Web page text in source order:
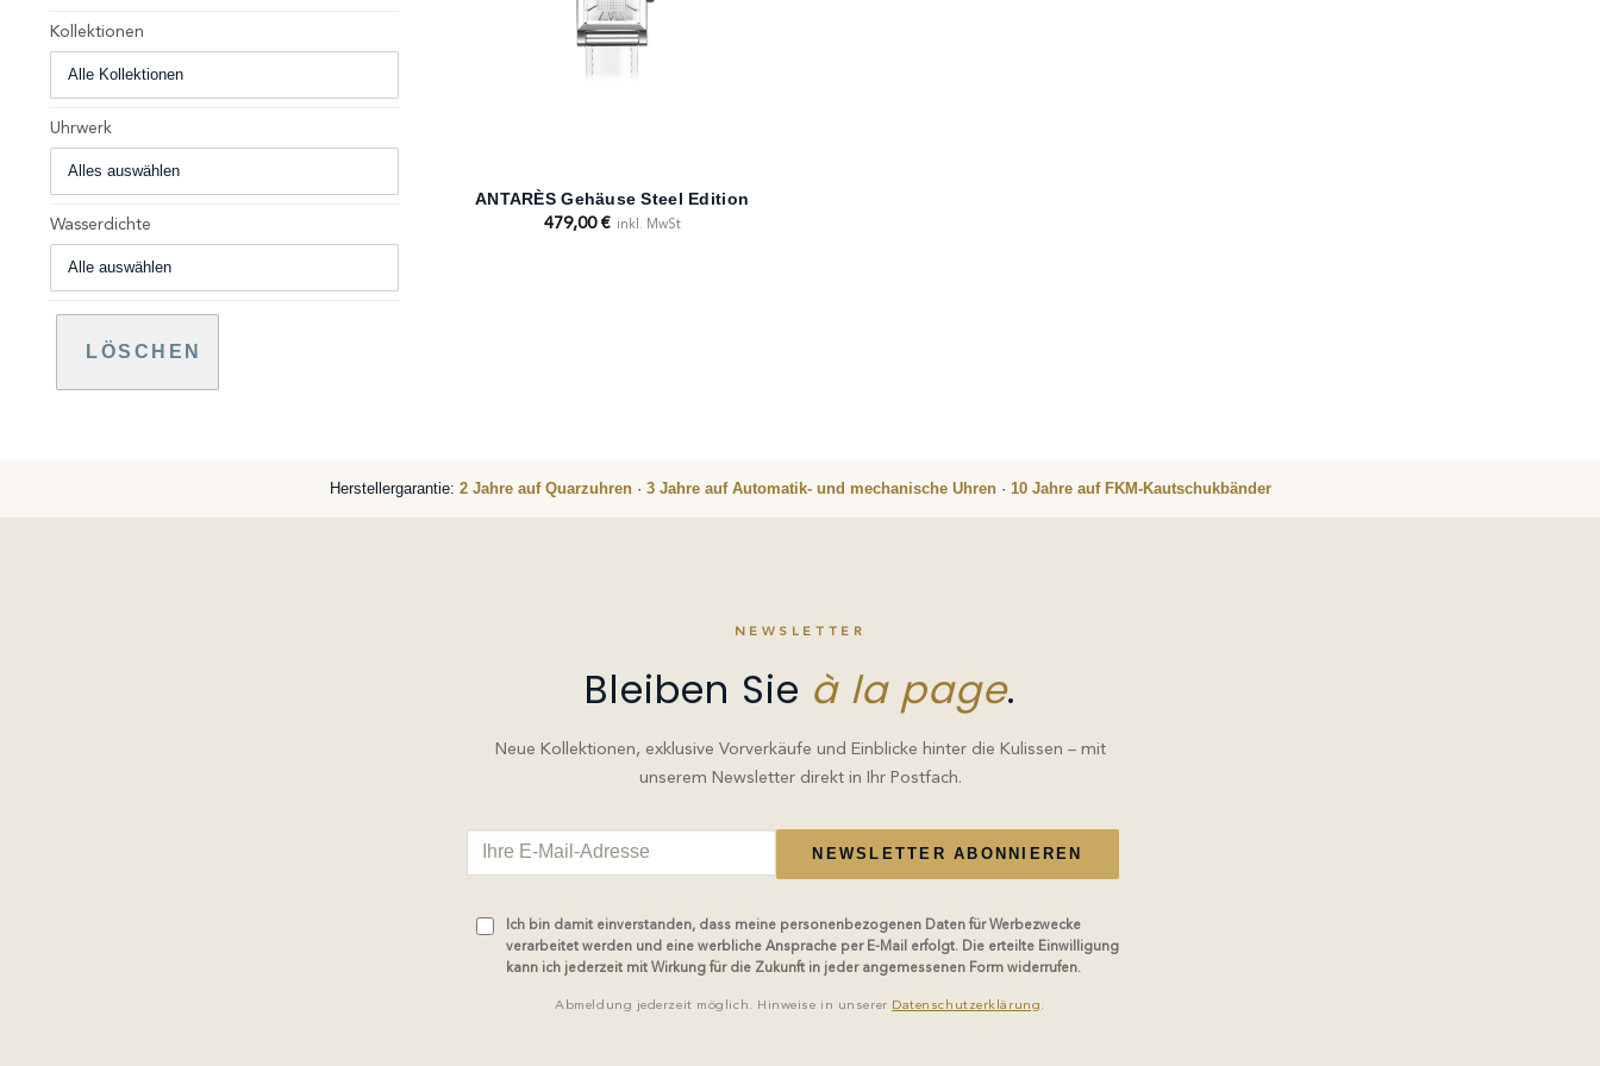
Kollektionen
Uhrwerk
Wasserdichte
LÖSCHEN
ANTARÈS Gehäuse Steel Edition
479,00 € inkl. MwSt
Herstellergarantie: 2 Jahre auf Quarzuhren· 3 Jahre auf Automatik- und mechanische Uhren· 10 Jahre auf FKM-Kautschukbänder
NEWSLETTER
Bleiben Sie à la page.
Neue Kollektionen, exklusive Vorverkäufe und Einblicke hinter die Kulissen – mit
unserem Newsletter direkt in Ihr Postfach.
NEWSLETTER ABONNIEREN
Ich bin damit einverstanden, dass meine personenbezogenen Daten für Werbezwecke
verarbeitet werden und eine werbliche Ansprache per E-Mail erfolgt. Die erteilte Einwilligung
kann ich jederzeit mit Wirkung für die Zukunft in jeder angemessenen Form widerrufen.
Abmeldung jederzeit möglich. Hinweise in unserer Datenschutzerklärung.